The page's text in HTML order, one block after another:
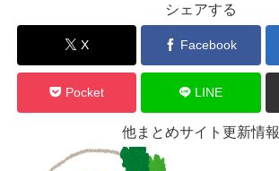
シェアする
X Facebook
Pocket LINE
他まとめサイト更新情報